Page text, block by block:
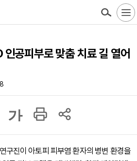
공피부로 맞춤 치료 길 열어
가
구진이 아토피 피부염 환자의 병변 환경을